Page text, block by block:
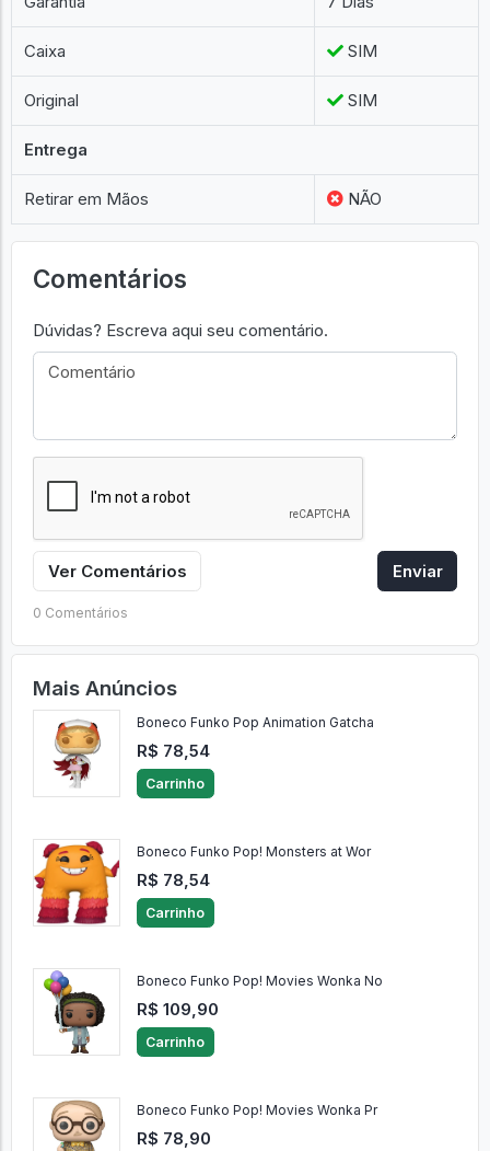
Caixa SIM
Original SIM
Entrega
Retirar em Mãos NÃO
Comentários
Dúvidas? Escreva aqui seu comentário.
Ver Comentários Enviar
0 Comentários
Mais Anúncios
Boneco Funko Pop Animation Gatcha
R$ 78,54
Carrinho
Boneco Funko Pop! Monsters at Wor
R$ 78,54
Carrinho
Boneco Funko Pop! Movies Wonka No
R$ 109,90
Carrinho
Boneco Funko Pop! Movies Wonka Pr
R$ 78,90